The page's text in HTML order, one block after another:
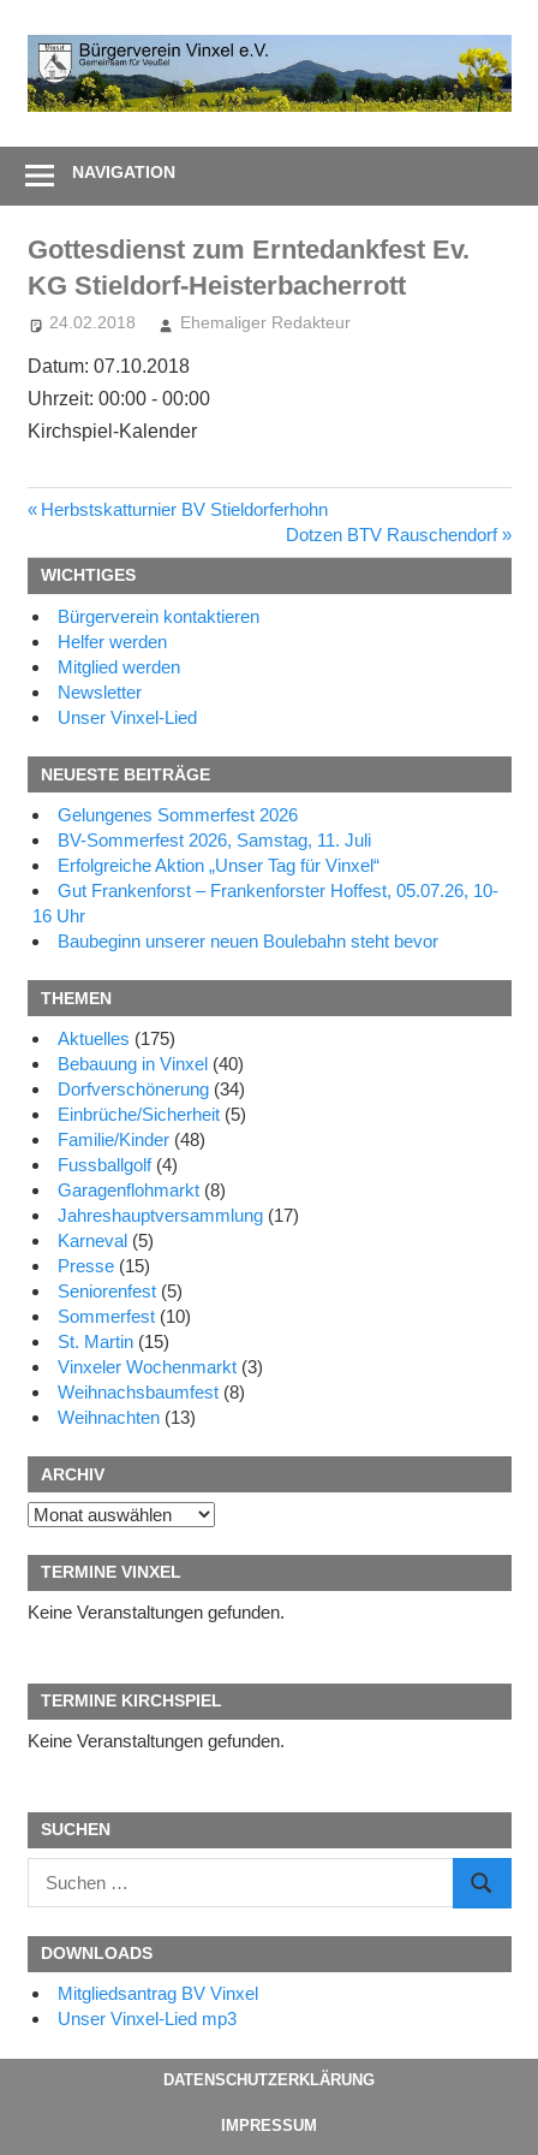
Inhalt
springen
ZusammenNAVIGATION
Gottesdienst zum Erntedankfest Ev.
KG Stieldorf-Heisterbacherrott
24.02.2018 Ehemaliger Redakteur
Datum: 07.10.2018
Uhrzeit: 00:00 - 00:00
Kirchspiel-Kalender
Beitragsnavigation
Vorheriger
Herbstskatturnier BV Stieldorferhohn
Nächster
Beitrag:
Dotzen BTV Rauschendorf
WICHTIGES
Bürgerverein kontaktieren
Helfer werden
Mitglied werden
Newsletter
Unser Vinxel-Lied
NEUESTE BEITRÄGE
Gelungenes Sommerfest 2026
BV-Sommerfest 2026, Samstag, 11. Juli
Erfolgreiche Aktion „Unser Tag für Vinxel“
Gut Frankenforst – Frankenforster Hoffest, 05.07.26, 10-
16 Uhr
Baubeginn unserer neuen Boulebahn steht bevor
THEMEN
Aktuelles (175)
Bebauung in Vinxel (40)
Dorfverschönerung (34)
Einbrüche/Sicherheit (5)
Familie/Kinder (48)
Fussballgolf(4)
Garagenflohmarkt (8)
Jahreshauptversammlung (17)
Karneval (5)
Presse (15)
Seniorenfest (5)
Sommerfest (10)
St. Martin (15)
Vinxeler Wochenmarkt (3)
Weihnachsbaumfest (8)
Weihnachten (13)
ARCHIV
Archiv
TERMINE VINXEL
Keine Veranstaltungen gefunden.
TERMINE KIRCHSPIEL
Keine Veranstaltungen gefunden.
SUCHEN
nach:
DOWNLOADS
Mitgliedsantrag BV Vinxel
Unser Vinxel-Lied mp3
DATENSCHUTZERKLÄRUNG
IMPRESSUM